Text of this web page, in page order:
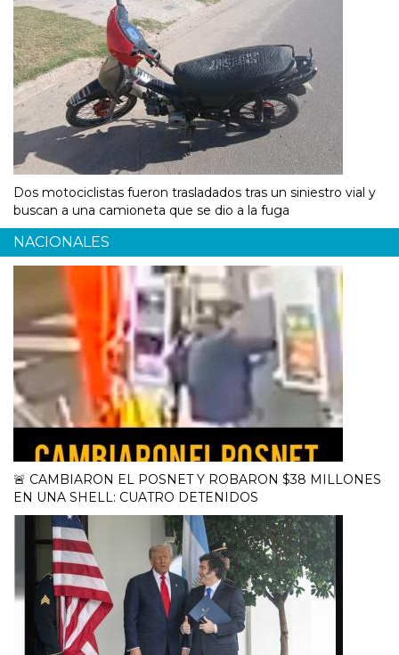
Dos motociclistas fueron trasladados tras un siniestro vial y
buscan a una camioneta que se dio a la fuga
NACIONALES
🚨 CAMBIARON EL POSNET Y ROBARON $38 MILLONES
EN UNA SHELL: CUATRO DETENIDOS